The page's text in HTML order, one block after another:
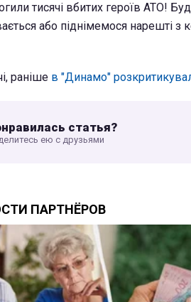
тисячі вбитих героїв АТО!
або піднімемося нарешті з
раніше в "Динамо"
статья?
ею с друзьями